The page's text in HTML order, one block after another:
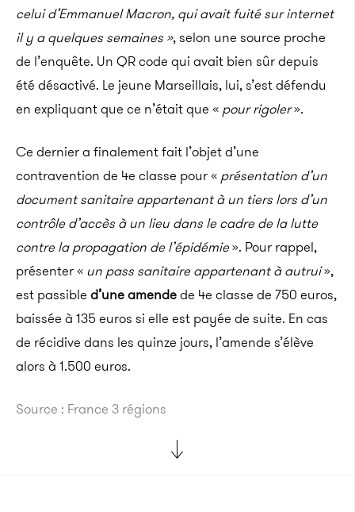
celui d’Emmanuel Macron, qui avait fuité sur internet
il y a quelques semaines », selon une source proche
de l’enquête. Un QR code qui avait bien sûr depuis
été désactivé. Le jeune Marseillais, lui, s’est défendu
en expliquant que ce n’était que « pour rigoler».
Ce dernier a finalement fait l’objet d’une
contravention de 4e classe pour « présentation d’un
document sanitaire appartenant à un tiers lors d’un
contrôle d’accès à un lieu dans le cadre de la lutte
contre la propagation de l’épidémie». Pour rappel,
présenter « un pass sanitaire appartenant à autrui»,
est passible d’une amendede 4e classe de 750 euros,
baissée à 135 euros si elle est payée de suite. En cas
de récidive dans les quinze jours, l’amende s’élève
alors à 1.500 euros.
Source : France 3 régions